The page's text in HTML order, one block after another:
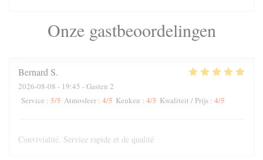
Onze gastbeoordelingen
Bernard S
2026-08-08 - 19:45 - Gasten 2
Service : 5/5 Atmosfeer : 4/5 Keuken : 4/5 Kwaliteit / Prijs : 4/5
Convivialité. Service rapide et de qualité